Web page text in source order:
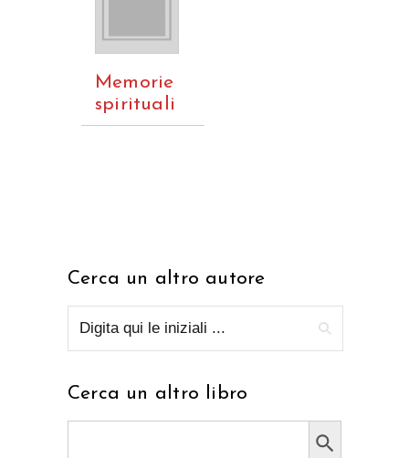
Memorie
spirituali
Cerca un altro autore
Cerca un altro libro
Search Button